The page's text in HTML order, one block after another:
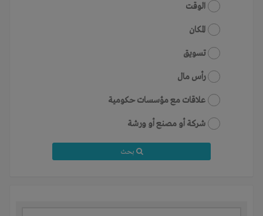
الوقت
المكان
تسويق
رأس مال
علاقات مع مؤسسات حكومية
شركة أو مصنع أو ورشة